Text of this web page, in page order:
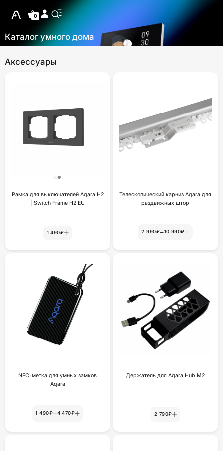
0
Каталог умного дома
Аксессуары
Рамка для выключателей Aqara H2
| Switch Frame H2 EU
1 490₽
Телескопический карниз Aqara для
раздвижных штор
2 990₽–10 990₽
NFC-метка для умных замков
Aqara
1 490₽–4 470₽
Держатель для Aqara Hub M2
2 790₽